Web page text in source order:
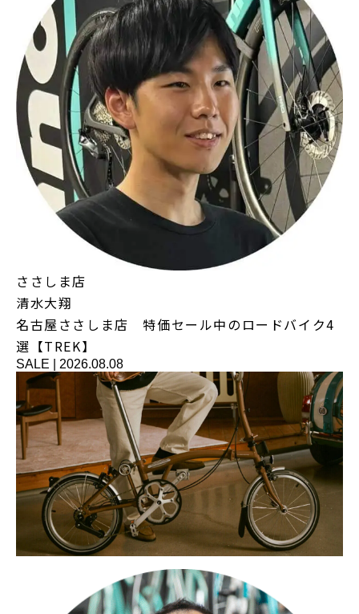
ささしま店
清水大翔
名古屋ささしま店 特価セール中のロードバイク4
選【TREK】
SALE 2026.08.08